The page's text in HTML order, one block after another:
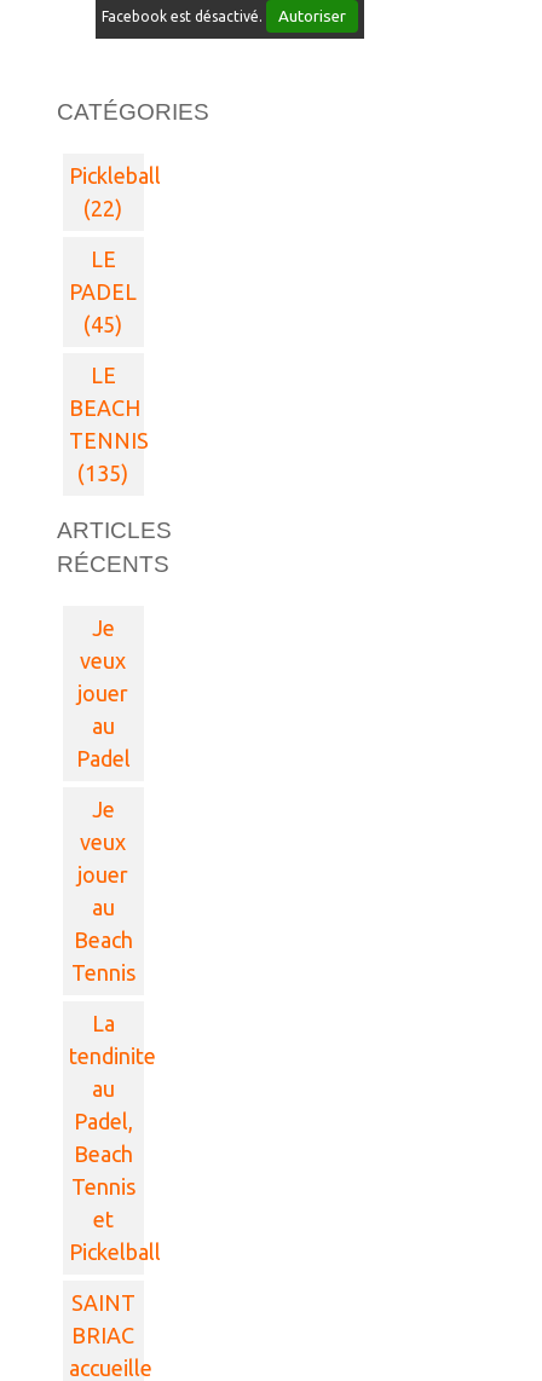
Facebook est désactivé. Autoriser
CATÉGORIES
Pickleball
(22)
LE
PADEL
(45)
LE
BEACH
TENNIS
(135)
ARTICLES
RÉCENTS
Je
veux
jouer
au
Padel
Je
veux
jouer
au
Beach
Tennis
La
tendinite
au
Padel,
Beach
Tennis
et
Pickelball
SAINT
BRIAC
accueille